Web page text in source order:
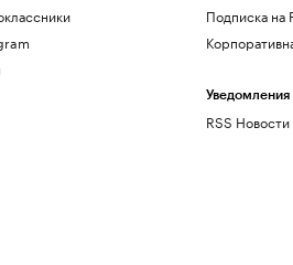
Подписка на
Уведомления
RSS Новости